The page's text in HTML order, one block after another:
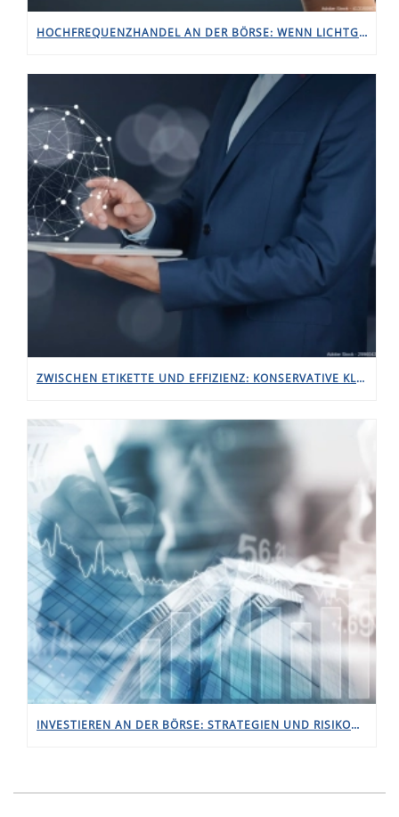
HOCHFREQUENZHANDEL AN DER BÖRSE: WENN LICHTGESCHWINDIGKEIT ZÄHLT
ZWISCHEN ETIKETTE UND EFFIZIENZ: KONSERVATIVE KLEIDUNG AN DER BÖRSE
INVESTIEREN AN DER BÖRSE: STRATEGIEN UND RISIKOMANAGEMENT FÜR ANGEHENDE WIRTSCHAFTSFACHWIRTE